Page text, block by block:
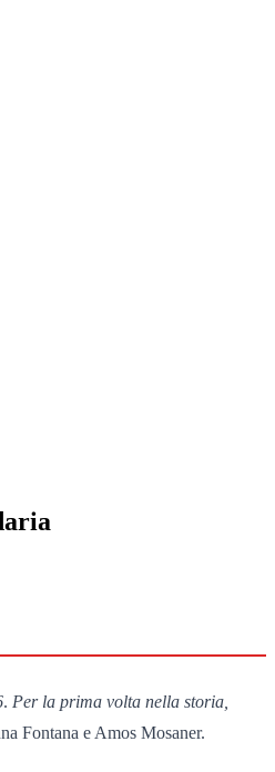
. Per la prima volta nella storia,
Fontana e Amos Mosaner.